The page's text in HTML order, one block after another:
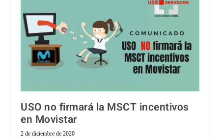
USO no firmará la MSCT incentivos
en Movistar
2 de diciembre de 2020